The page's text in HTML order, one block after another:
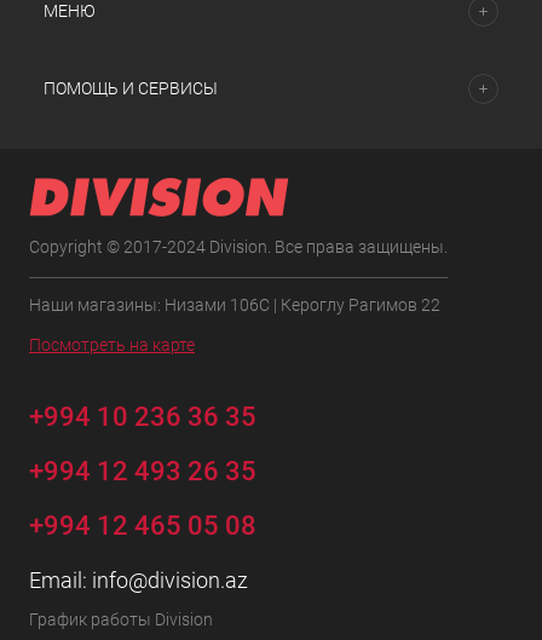
МЕНЮ
ПОМОЩЬ И СЕРВИСЫ
Copyright © 2017-2024 Division. Все права защищены.
Наши магазины: Низами 106C | Кероглу Рагимов 22
Посмотреть на карте
+994 10 236 36 35
+994 12 493 26 35
+994 12 465 05 08
Email: info@division.az
График работы Division